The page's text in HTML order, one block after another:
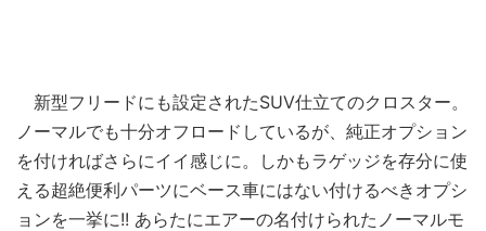
新型フリードにも設定されたSUV仕立てのクロスター。
ノーマルでも十分オフロードしているが、純正オプション
を付ければさらにイイ感じに。しかもラゲッジを存分に使
える超絶便利パーツにベース車にはない付けるべきオプシ
ョンを一挙に!! あらたにエアーの名付けられたノーマルモ